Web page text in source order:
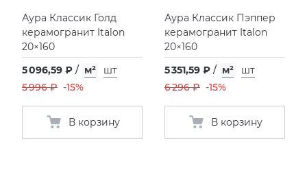
KERAMA MARAZZI
PAMESA
PORCELANOSA
XLIGHT XTONE URBATEK
XXL Pamesa
СМЕСИТЕЛИ
УНИТАЗЫ И ПИCCУАРЫ
Аура Классик Голд
керамогранит Italon
20×160
5 096,59 ₽ / м²
шт
5 996 ₽ -15%
В корзину
Аура Классик Пэппер
керамогранит Italon
20×160
5 351,59 ₽ / м²
шт
6 296 ₽ -15%
В корзину